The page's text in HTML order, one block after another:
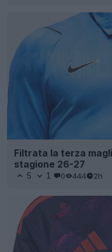
Filtrata la terza
stagione 26-27
5 1 0 444 2h